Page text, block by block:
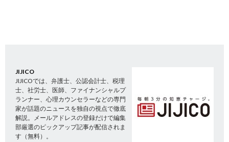
JIJICO
JIJICOでは、弁護士、公認会計士、税理
士、社労士、医師、ファイナンシャルプ
ランナー、心理カウンセラーなどの専門
家が話題のニュースを独自の視点で徹底
解説。メールアドレスの登録だけで編集
部厳選のピックアップ記事が配信されま
す（無料）。